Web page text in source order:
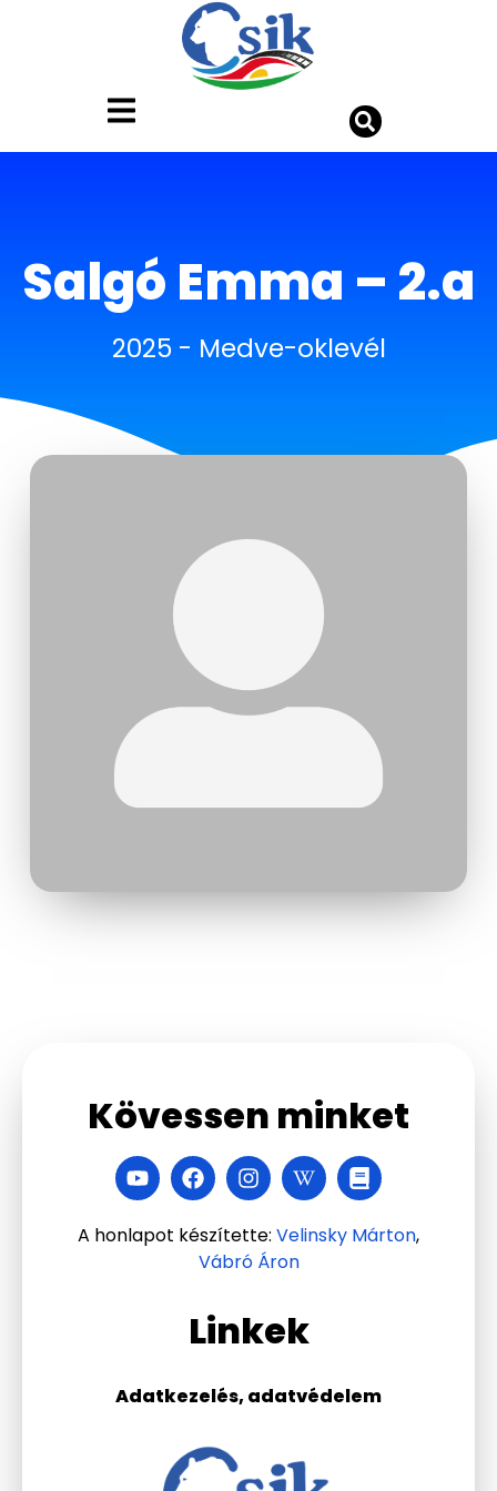
Salgó Emma – 2.a
2025 - Medve-oklevél
Linkek
Adatkezelés, adatvédelem
Kövessen minket
A honlapot készítette: Velinsky Márton,
Vábró Áron